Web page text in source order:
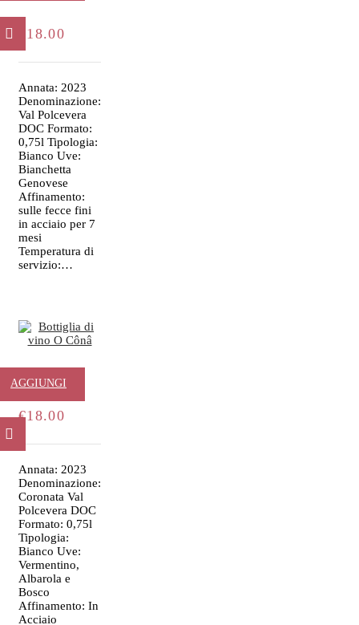
18.00
Annata: 2023
Denominazione:
Val Polcevera
DOC Formato:
0,75l Tipologia:
Bianco Uve:
Bianchetta
Genovese
Affinamento:
sulle fecce fini
in acciaio per 7
mesi
Temperatura di
servizio:…
O Cônâ
€18.00
AGGIUNGI
AL
CARRELLO
Annata: 2023
Denominazione:
Coronata Val
Polcevera DOC
Formato: 0,75l
Tipologia:
Bianco Uve:
Vermentino,
Albarola e
Bosco
Affinamento: In
Acciaio